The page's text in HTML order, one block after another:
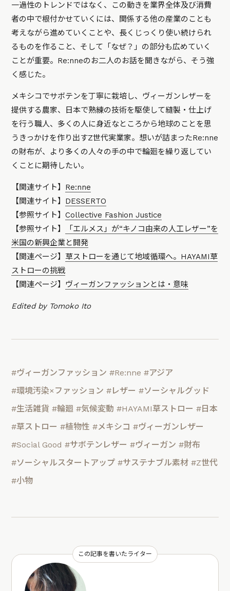
一過性のトレンドではなく、この動きを業界全体及び消費
者の中で根付かせていくには、関係する他の産業のことも
考えながら進めていくことや、長くじっくり使い続けられ
るものを作ること、そして「なぜ？」の部分も広めていく
ことが重要。Re:nneのお二人のお話を聞きながら、そう強
く感じた。
メキシコでサボテンを丁寧に栽培し、ヴィーガンレザーを
提供する農家、日本で熟練の技術を駆使して縫製・仕上げ
を行う職人、多くの人に身近なところから地球のことを思
うきっかけを作り出すZ世代実業家。想いが詰まったRe:nne
の財布が、より多くの人々の手の中で輪廻を繰り返してい
くことに期待したい。
【関連サイト】 Re:nne
【関連サイト】 DESSERTO
【参照サイト】Collective Fashion Justice
【参照サイト】
「エルメス」が“キノコ由来の人工レザー”を
米国の新興企業と開発
【関連ページ】 草ストローを通じて地域循環へ。HAYAMI草
ストローの挑戦
【関連ページ】 ヴィーガンファッションとは・意味
Edited by Tomoko Ito
#ヴィーガンファッション #Re:nne #アジア
#環境汚染×ファッション #レザー #ソーシャルグッド
#生活雑貨 #輪廻 #気候変動 #HAYAMI草ストロー #日本
#草ストロー #植物性 #メキシコ #ヴィーガンレザー
#Social Good #サボテンレザー #ヴィーガン #財布
#ソーシャルスタートアップ #サステナブル素材 #Z世代
#小物
この記事を書いたライター